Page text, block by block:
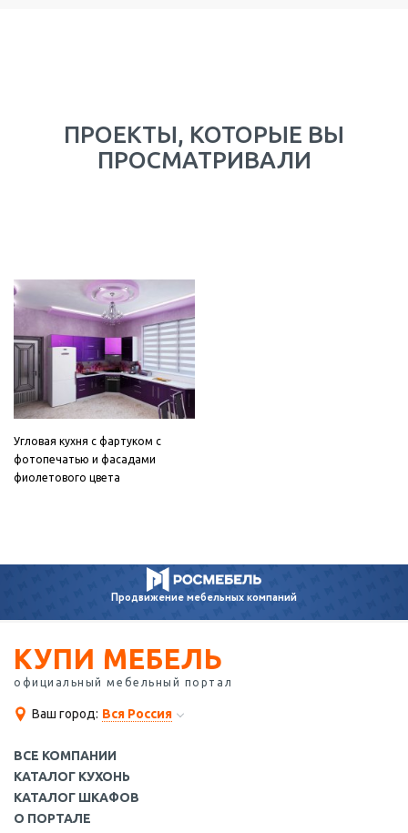
ПРОЕКТЫ, КОТОРЫЕ ВЫ
ПРОСМАТРИВАЛИ
Угловая кухня с фартуком с
фотопечатью и фасадами
фиолетового цвета
Продвижениемебельных компаний
КУПИ МЕБЕЛЬ
официальный мебельный портал
Ваш город: Вся Россия
ВСЕ КОМПАНИИ
КАТАЛОГ КУХОНЬ
КАТАЛОГ ШКАФОВ
О ПОРТАЛЕ